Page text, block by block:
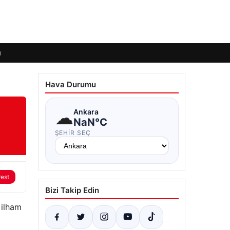
Hava Durumu
☁Ankara
NaN°C
ŞEHIR SEÇ
Bizi Takip Edin